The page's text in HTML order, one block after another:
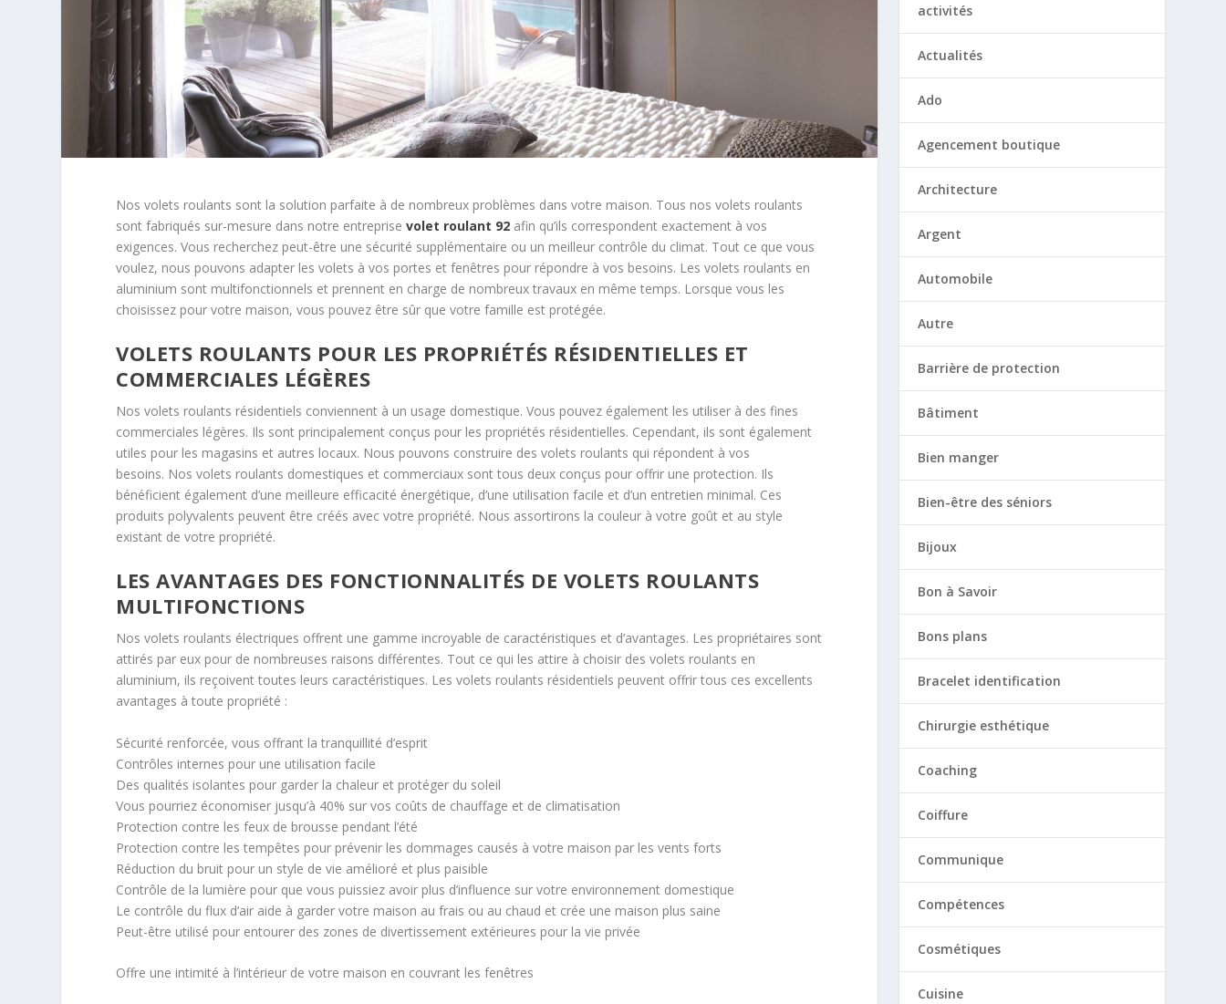
Nos volets roulants sont la solution parfaite à de nombreux problèmes dans votre maison. Tous nos volets roulants
sont fabriqués sur-mesure dans notre entreprisevolet roulant 92 afin qu’ils correspondent exactement à vos
exigences.Vous recherchez peut-être une sécurité supplémentaire ou un meilleur contrôle du climat. Tout ce que vous
voulez, nous pouvons adapter les volets à vos portes et fenêtres pour répondre à vos besoins. Les volets roulants en
aluminium sont multifonctionnels et prennent en charge de nombreux travaux en même temps. Lorsque vous les
choisissez pour votre maison, vous pouvez être sûr que votre famille est protégée.
VOLETS ROULANTS POUR LES PROPRIÉTÉS RÉSIDENTIELLES ET
COMMERCIALES LÉGÈRES
Nos volets roulants résidentiels conviennent à un usage domestique. Vous pouvez également les utiliser à des fines
commerciales légères. Ils sont principalement conçus pour les propriétés résidentielles. Cependant, ils sont également
utiles pour les magasins et autres locaux. Nous pouvons construire des volets roulants qui répondent à vos
besoins. Nos volets roulants domestiques et commerciaux sont tous deux conçus pour offrir une protection. Ils
bénéficient également d’une meilleure efficacité énergétique, d’une utilisation facile et d’un entretien minimal. Ces
produits polyvalents peuvent être créés avec votre propriété. Nous assortirons la couleur à votre goût et au style
existant de votre propriété.
LES AVANTAGES DES FONCTIONNALITÉS DE VOLETS ROULANTS
MULTIFONCTIONS
Nos volets roulants électriques offrent une gamme incroyable de caractéristiques et d’avantages. Les propriétaires sont
attirés par eux pour de nombreuses raisons différentes. Tout ce qui les attire à choisir des volets roulants en
aluminium, ils reçoivent toutes leurs caractéristiques. Les volets roulants résidentiels peuvent offrir tous ces excellents
avantages à toute propriété :
Sécurité renforcée, vous offrant la tranquillité d’esprit
Contrôles internes pour une utilisation facile
Des qualités isolantes pour garder la chaleur et protéger du soleil
Vous pourriez économiser jusqu’à 40% sur vos coûts de chauffage et de climatisation
Protection contre les feux de brousse pendant l’été
Protection contre les tempêtes pour prévenir les dommages causés à votre maison par les vents forts
Réduction du bruit pour un style de vie amélioré et plus paisible
Contrôle de la lumière pour que vous puissiez avoir plus d’influence sur votre environnement domestique
Le contrôle du flux d’air aide à garder votre maison au frais ou au chaud et crée une maison plus saine
Peut-être utilisé pour entourer des zones de divertissement extérieures pour la vie privée
Offre une intimité à l’intérieur de votre maison en couvrant les fenêtres
activités
Actualités
Ado
Agencement boutique
Architecture
Argent
Automobile
Autre
Barrière de protection
Bâtiment
Bien manger
Bien-être des séniors
Bijoux
Bon à Savoir
Bons plans
Bracelet identification
Chirurgie esthétique
Coaching
Coiffure
Communique
Compétences
Cosmétiques
Cuisine